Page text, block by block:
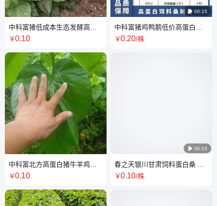
中科富猪低成本生态发酵高蛋
白饲料桑苗高品质肉品
￥0.10
中科富北方高蛋白猪牛羊鸡鸭
鹅鱼低价饲料桑树
￥0.10
 00:15
中科富猪鸡鸭鹅低价高蛋白饲
料树苗 杂交蛋白桑 春秋 种子
￥0.20/株
 00:15
春之天银川甘肃饲料蛋白桑 沙
漠耐寒耐旱 沙地饲料树苗 榆林
￥0.10/株